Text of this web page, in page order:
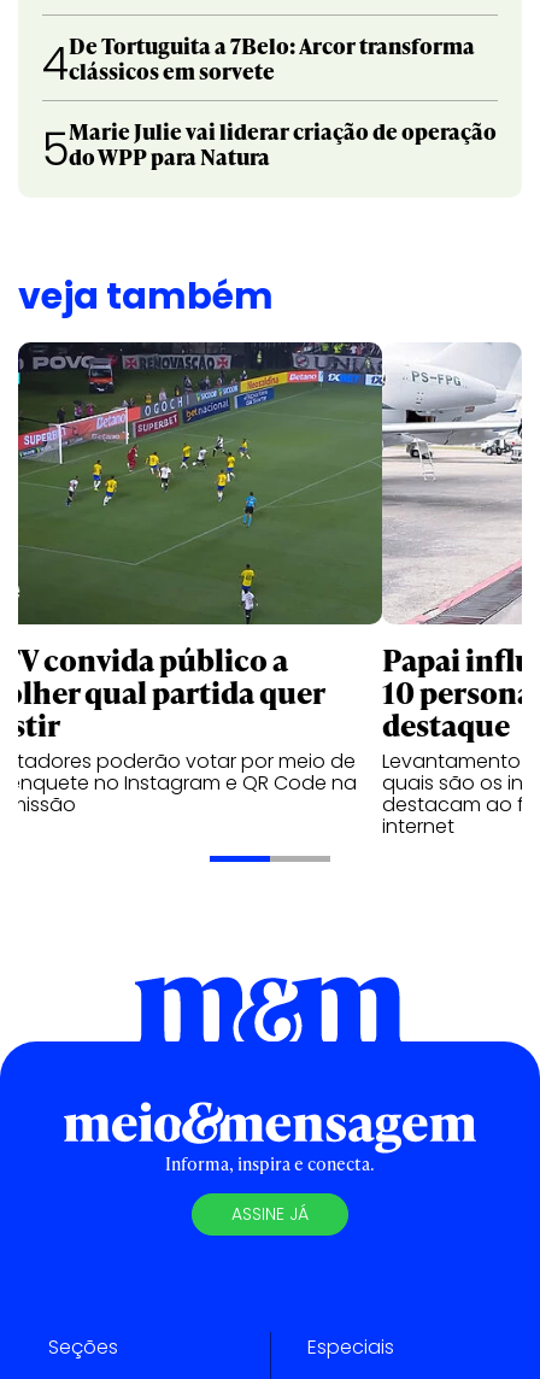
4De Tortuguita a 7Belo: Arcor transforma
clássicos em sorvete
5Marie Julie vai liderar criação de operação
do WPP para Natura
veja também
TV convida público a
qual partida quer
poderão votar por meio de
enquete no Instagram e QR Code na
Papai
10
destaque
Levantamento
quais são os
destacam ao
internet
Informa, inspira e conecta.
ASSINE JÁ
Seções Especiais